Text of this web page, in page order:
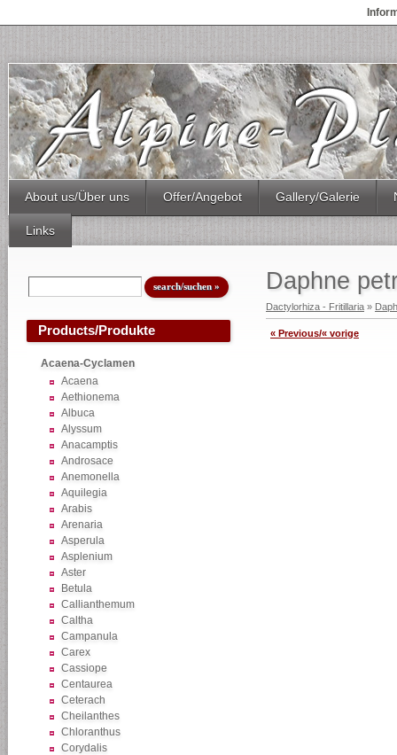
About us/Über uns Offer/Angebot Gallery/Galerie
Links
Products/Produkte
Acaena-Cyclamen
Acaena
Aethionema
Albuca
Alyssum
Anacamptis
Androsace
Anemonella
Aquilegia
Arabis
Arenaria
Asperula
Asplenium
Aster
Betula
Callianthemum
Caltha
Campanula
Carex
Cassiope
Centaurea
Ceterach
Cheilanthes
Chloranthus
Corydalis
Daphne
Dactylorhiza - Fritillaria »
« Previous/« vorige